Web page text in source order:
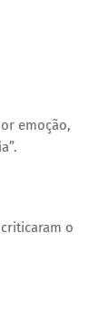
emoção,
o